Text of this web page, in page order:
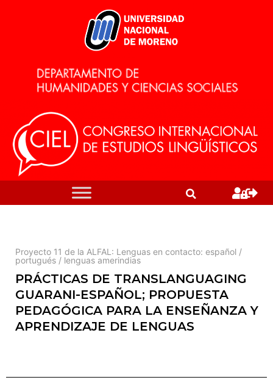
Proyecto 11 de la ALFAL: Lenguas en contacto: español /
portugués / lenguas amerindias
PRÁCTICAS DE TRANSLANGUAGING
GUARANI-ESPAÑOL; PROPUESTA
PEDAGÓGICA PARA LA ENSEÑANZA Y
APRENDIZAJE DE LENGUAS